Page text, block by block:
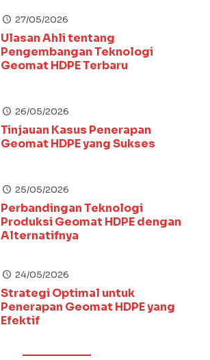
27/05/2026
Ulasan Ahli tentang
Pengembangan Teknologi
Geomat HDPE Terbaru
26/05/2026
Tinjauan Kasus Penerapan
Geomat HDPE yang Sukses
25/05/2026
Perbandingan Teknologi
Produksi Geomat HDPE dengan
Alternatifnya
24/05/2026
Strategi Optimal untuk
Penerapan Geomat HDPE yang
Efektif